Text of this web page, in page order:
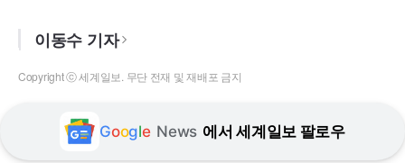
이동수 기자
Copyright ⓒ 세계일보. 무단 전재 및 재배포 금지
Google News 에서 세계일보 팔로우